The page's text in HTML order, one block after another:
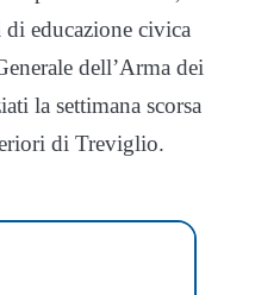
educazione civica
dell’Arma dei
la settimana scorsa
di Treviglio.